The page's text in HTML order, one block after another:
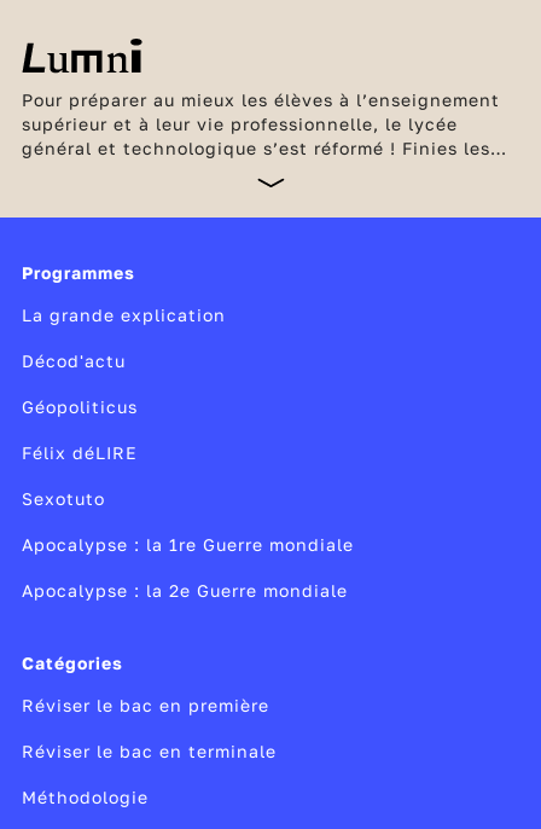
Pour préparer au mieux les élèves à l’enseignement
supérieur et à leur vie professionnelle, le lycée
général et technologique s’est réformé ! Finies les
personnel de chaque élève. Celui-ci compose ainsi
ambitions. En seconde générale et technologique,
découvrent également deux nouvelles matières :
Programmes
La grande explication
Décod'actu
Géopoliticus
Félix déLIRE
Sexotuto
Apocalypse : la 1re Guerre mondiale
Apocalypse : la 2e Guerre mondiale
Catégories
Réviser le bac en première
Réviser le bac en terminale
Méthodologie